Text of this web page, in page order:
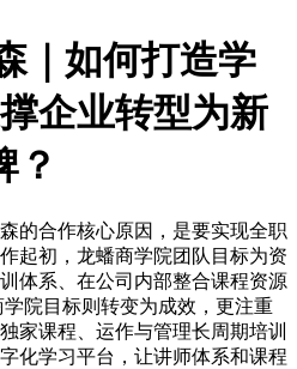
｜如何打造学
企业转型为新
？
的合作核心原因，是要实现全职
起初，龙蟠商学院团队目标为资
体系、在公司内部整合课程资源
院目标则转变为成效，更注重
家课程、运作与管理长周期培训
化学习平台，让讲师体系和课程